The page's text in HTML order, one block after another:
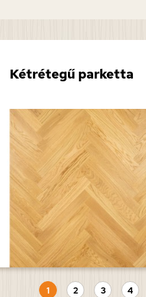
Kétrétegű parketta
1 2 3 4